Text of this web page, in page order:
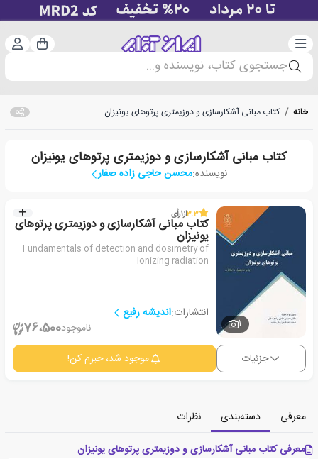
دسته‌بندی سبد
جستجوی کتاب، نویسنده و...
خانه / کتاب مبانی آشکارسازی و دوزیمتری پرتوهای یونیزان
کتاب مبانی آشکارسازی و دوزیمتری پرتوهای یونیزان
نویسنده:محسن حاجی زاده صفار
1
3.3از1رأی
کتاب مبانی آشکارسازی و دوزیمتری پرتوهای
یونیزان
Fundamentals of detection and dosimetry of
Ionizing radiation
انتشارات:اندیشه رفیع
ناموجود76،500
جزئیات موجود شد، خبرم کن!
معرفی دسته‌بندی
نظرات
معرفی کتاب مبانی آشکارسازی و دوزیمتری پرتوهای یونیزان